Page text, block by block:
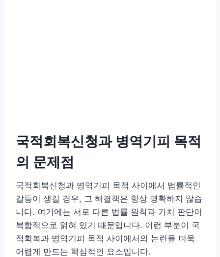
국적회복신청과 병역기피 목적
의 문제점
국적회복신청과 병역기피 목적 사이에서 법률적인
갈등이 생길 경우, 그 해결책은 항상 명확하지 않습
니다. 여기에는 서로 다른 법률 원칙과 가치 판단이
복합적으로 얽혀 있기 때문입니다. 이런 부분이 국
적회복과 병역기피 목적 사이에서의 논란을 더욱
어렵게 만드는 핵심적인 요소입니다.